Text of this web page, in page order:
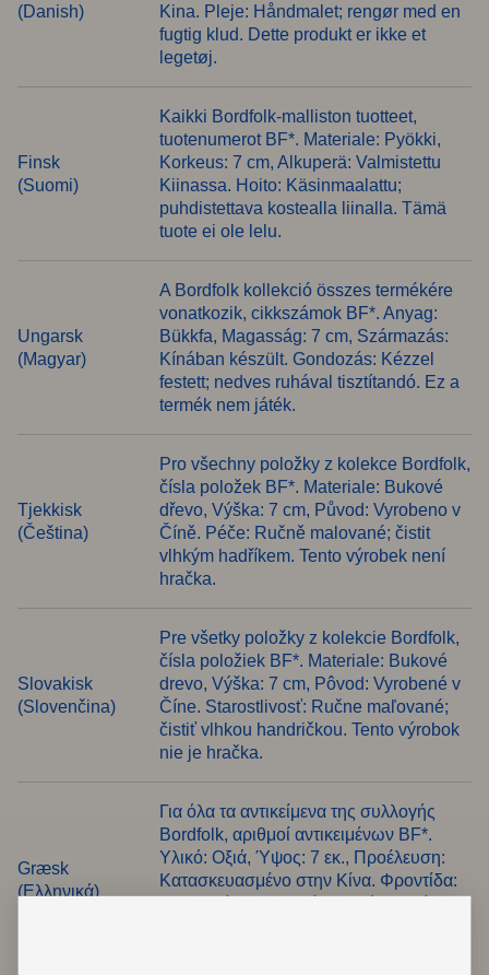
(Danish)
Kina. Pleje: Håndmalet; rengør med en
fugtig klud. Dette produkt er ikke et
legetøj.
Finsk
(Suomi)
Kaikki Bordfolk-malliston tuotteet,
tuotenumerot BF*. Materiale: Pyökki,
Korkeus: 7 cm, Alkuperä: Valmistettu
Kiinassa. Hoito: Käsinmaalattu;
puhdistettava kostealla liinalla. Tämä
tuote ei ole lelu.
Ungarsk
(Magyar)
A Bordfolk kollekció összes termékére
vonatkozik, cikkszámok BF*. Anyag:
Bükkfa, Magasság: 7 cm, Származás:
Kínában készült. Gondozás: Kézzel
festett; nedves ruhával tisztítandó. Ez a
termék nem játék.
Tjekkisk
(Čeština)
Pro všechny položky z kolekce Bordfolk,
čísla položek BF*. Materiale: Bukové
dřevo, Výška: 7 cm, Původ: Vyrobeno v
Číně. Péče: Ručně malované; čistit
vlhkým hadříkem. Tento výrobek není
hračka.
Slovakisk
(Slovenčina)
Pre všetky položky z kolekcie Bordfolk,
čísla položiek BF*. Materiale: Bukové
drevo, Výška: 7 cm, Pôvod: Vyrobené v
Číne. Starostlivosť: Ručne maľované;
čistiť vlhkou handričkou. Tento výrobok
nie je hračka.
Græsk
(Ελληνικά)
Για όλα τα αντικείμενα της συλλογής
Bordfolk, αριθμοί αντικειμένων BF*.
Υλικό: Οξιά, Ύψος: 7 εκ., Προέλευση:
Κατασκευασμένο στην Κίνα. Φροντίδα: